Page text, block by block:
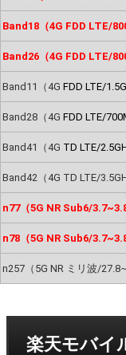
Band18（4G FDD LTE/
Band26（4G FDD LTE/
Band11（4G FDD LTE/
Band28（4G FDD LTE/
Band41（4G TD LTE/
Band42（4G TD LTE/3.5GH
n77（5G NR Sub6/
n78（5G NR Sub6/
n257（5G NR ミリ波/
楽天モバイ